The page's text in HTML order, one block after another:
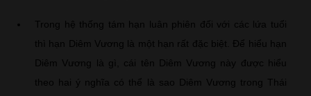
Trong hệ thống tám hạn luân phiên đối với các lứa tuổi
thì hạn Diêm Vương là một hạn rất đặc biệt. Để hiểu hạn
Diêm Vương là gì, cái tên Diêm Vương này được hiểu
theo hai ý nghĩa có thể là sao Diêm Vương trong Thái